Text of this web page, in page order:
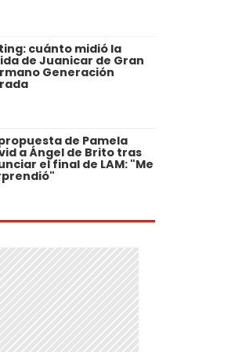
cuánto midió la
de Juanicar de Gran
Generación
de Pamela
a Ángel de Brito tras
el final de LAM: "Me